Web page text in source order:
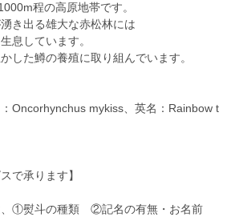
程の高原地帯です。
き出る雄大な赤松林には
息しています。
した鱒の養殖に取り組んでいます。
Oncorhynchus mykiss、英名：Rainbow t
で承ります】
、①熨斗の種類 ②記名の有無・お名前